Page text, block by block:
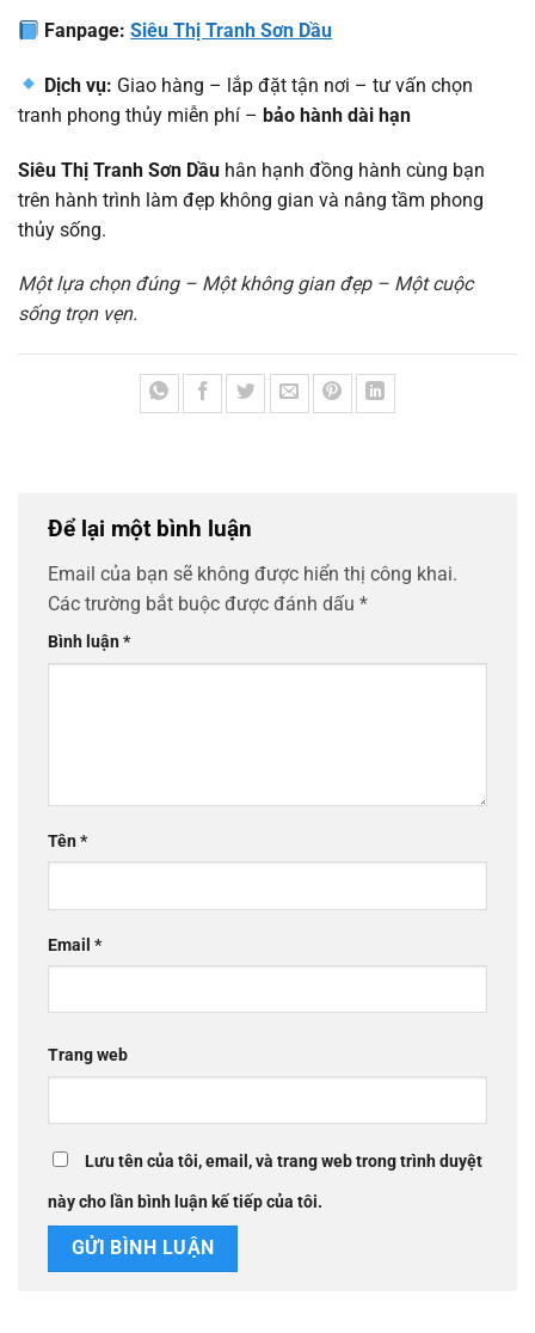
Fanpage:Siêu Thị Tranh Sơn Dầu
Dịch vụ: Giao hàng – lắp đặt tận nơi – tư vấn chọn
tranh phong thủy miễn phí – bảo hành dài hạn
Siêu Thị Tranh Sơn Dầu hân hạnh đồng hành cùng bạn
trên hành trình làm đẹp không gian và nâng tầm phong
thủy sống.
Một lựa chọn đúng – Một không gian đẹp – Một cuộc
sống trọn vẹn.
Để lại một bình luận
Email của bạn sẽ không được hiển thị công khai.
Các trường bắt buộc được đánh dấu *
Bình luận*
Tên*
Email *
Trang web
Lưu tên của tôi, email, và trang web trong trình duyệt
này cho lần bình luận kế tiếp của tôi.